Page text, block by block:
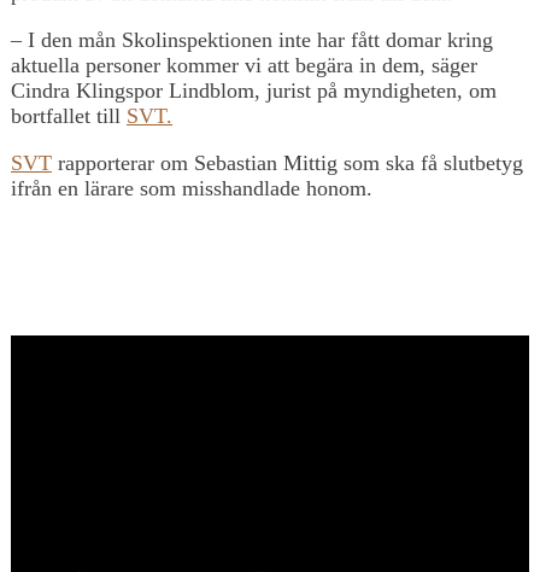
– I den mån Skolinspektionen inte har fått domar kring
aktuella personer kommer vi att begära in dem, säger
Cindra Klingspor Lindblom, jurist på myndigheten, om
bortfallet till SVT.
SVT rapporterar om Sebastian Mittig som ska få slutbetyg
ifrån en lärare som misshandlade honom.